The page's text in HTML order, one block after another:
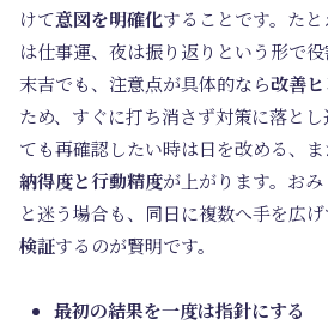
けて意図を明確化することです。た
は仕事運、夜は振り返りという形で
末吉でも、注意点が具体的なら改善
ため、すぐに打ち消さず対策に落と
ても再確認したい時は日を改める、
納得度と行動精度が上がります。お
と迷う場合も、同日に複数へ手を広げ
検証するのが賢明です。
最初の結果を一度は指針にする